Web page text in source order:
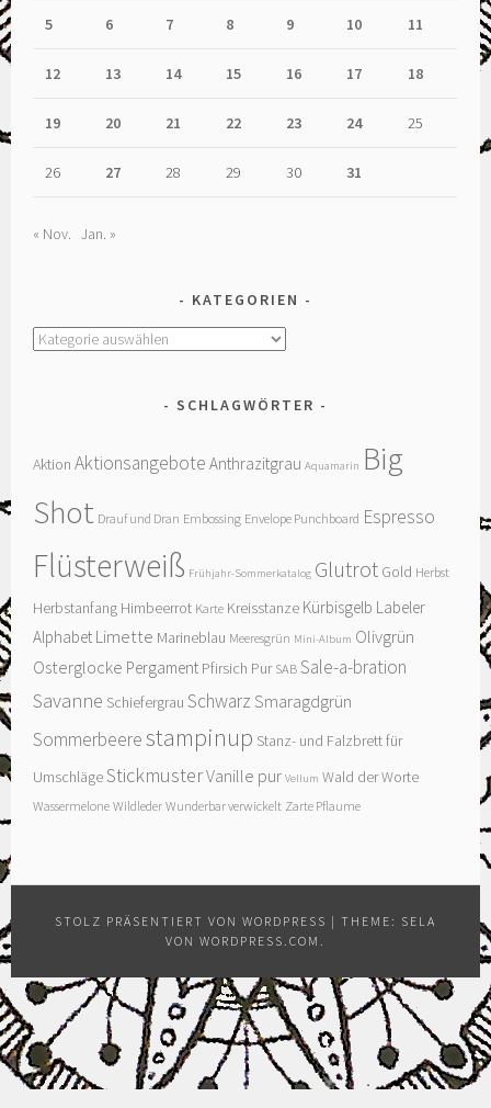
5 6 7 8 9 10 11
12 13 14 15 16 17 18
19 20 21 22 23 24 25
26 27 28 29 30 31
« Nov. Jan. »
KATEGORIEN
Kategorien
SCHLAGWÖRTER
Aktion Aktionsangebote Anthrazitgrau Aquamarin Big
Shot Drauf und Dran Embossing Envelope Punchboard Espresso
Flüsterweiß Frühjahr-Sommerkatalog Glutrot Gold Herbst
Herbstanfang Himbeerrot Karte Kreisstanze Kürbisgelb Labeler
Alphabet Limette Marineblau Meeresgrün Mini-Album Olivgrün
Osterglocke Pergament Pfirsich Pur SAB Sale-a-bration
Savanne Schiefergrau Schwarz Smaragdgrün
Sommerbeerestampinup Stanz- und Falzbrett für
UmschlägeStickmusterVanille pur Vellum Wald der Worte
Wassermelone Wildleder Wunderbar verwickelt Zarte Pflaume
STOLZ PRÄSENTIERT VON WORDPRESS | THEME: SELA
VON WORDPRESS.COM